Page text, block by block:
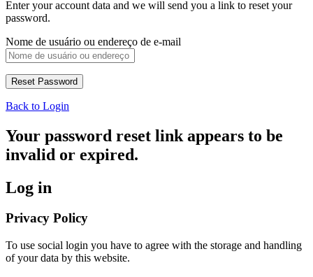
Enter your account data and we will send you a link to reset your
password.
Nome de usuário ou endereço de e-mail
Back to Login
Your password reset link appears to be
invalid or expired.
Log in
Privacy Policy
To use social login you have to agree with the storage and handling
of your data by this website.